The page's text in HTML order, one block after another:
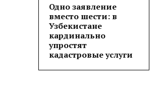
Одно заявление
вместо шести: в
Узбекистане
кардинально
упростят
кадастровые услуги